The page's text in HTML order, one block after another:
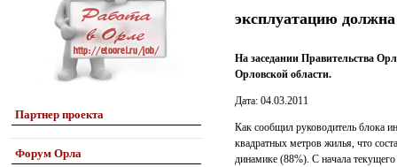
Партнер проекта
Форум Орла
эксплуатацию
На заседании Правительства
Орловской области.
Дата: 04.03.2011
Как сообщил руководитель блока
квадратных метров жилья, что
динамике (88%). С начала текущего